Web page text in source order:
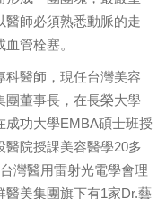
醫師必須熟悉動脈的走
管栓塞。
科醫師，現任台灣美容
團董事長，在長榮大學
成功大學EMBA碩士班授
院授課美容醫學20多
灣醫用雷射光電學會理
美集團旗下有1家Dr.藝